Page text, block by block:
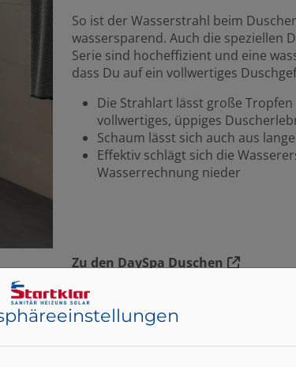
So ist der Wasserstrahl beim
wassersparend. Auch die speziellen
Serie sind hocheffizient und eine
dass Du auf ein vollwertiges
Die Strahlart lässt große
vollwertiges, üppiges
Schaum lässt sich auch aus
Effektiv schlägt sich die
Wasserrechnung nieder
Zu den DaySpa Duschen